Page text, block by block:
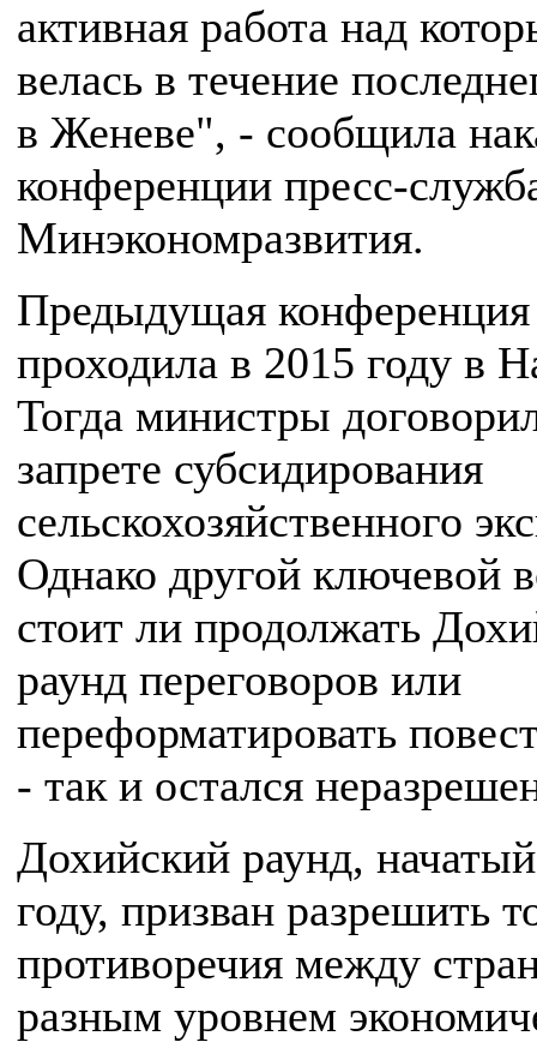
активная работа над
велась в течение
в Женеве", - сообщила
конференции пресс-
Минэкономразвития.
Предыдущая конференция
проходила в 2015 году в
Тогда министры
запрете субсидирования
сельскохозяйственного
Однако другой ключевой
стоит ли продолжать
раунд переговоров или
переформатировать
- так и остался
Дохийский раунд,
году, призван разрешить
противоречия между
разным уровнем